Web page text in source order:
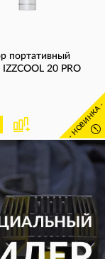
портативный
IZZCOOL 20 PRO
- НОВИНКА -
!